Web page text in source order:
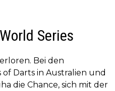
Series
Bei den
Darts in Australien und
die Chance, sich mit der